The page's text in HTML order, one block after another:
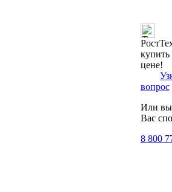
купить
цене!
вопрос
Или
Вас
8 800